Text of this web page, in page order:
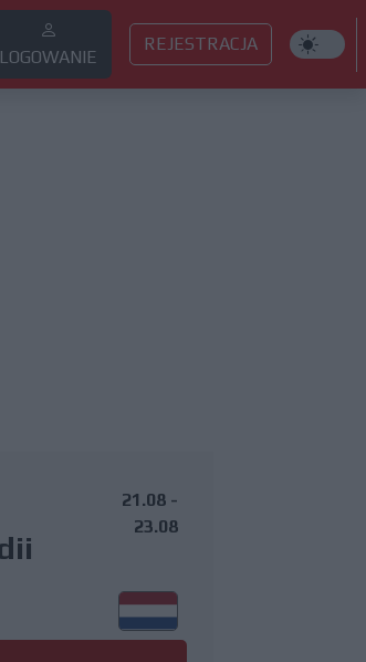
LOGOWANIE
REJESTRACJA
21.08 -
23.08